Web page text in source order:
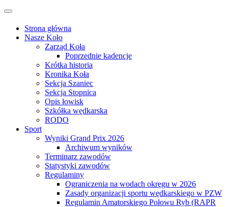
Przejdź
treści
Przełącz
Strona główna
Nasze Koło
Zarząd Koła
Poprzednie kadencje
Krótka historia
Kronika Koła
Sekcja Szaniec
Sekcja Stopnica
Opis łowisk
Szkółka wędkarska
RODO
Sport
Wyniki Grand Prix 2026
Archiwum wyników
Terminarz zawodów
Statystyki zawodów
Regulaminy
Ograniczenia na wodach okręgu w 2026
Zasady organizacji sportu wędkarskiego w PZW
Regulamin Amatorskiego Połowu Ryb (RAPR